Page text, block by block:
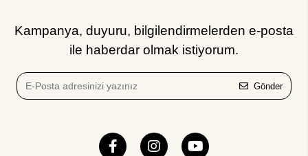
Kampanya, duyuru, bilgilendirmelerden e-posta
ile haberdar olmak istiyorum.
Gönder